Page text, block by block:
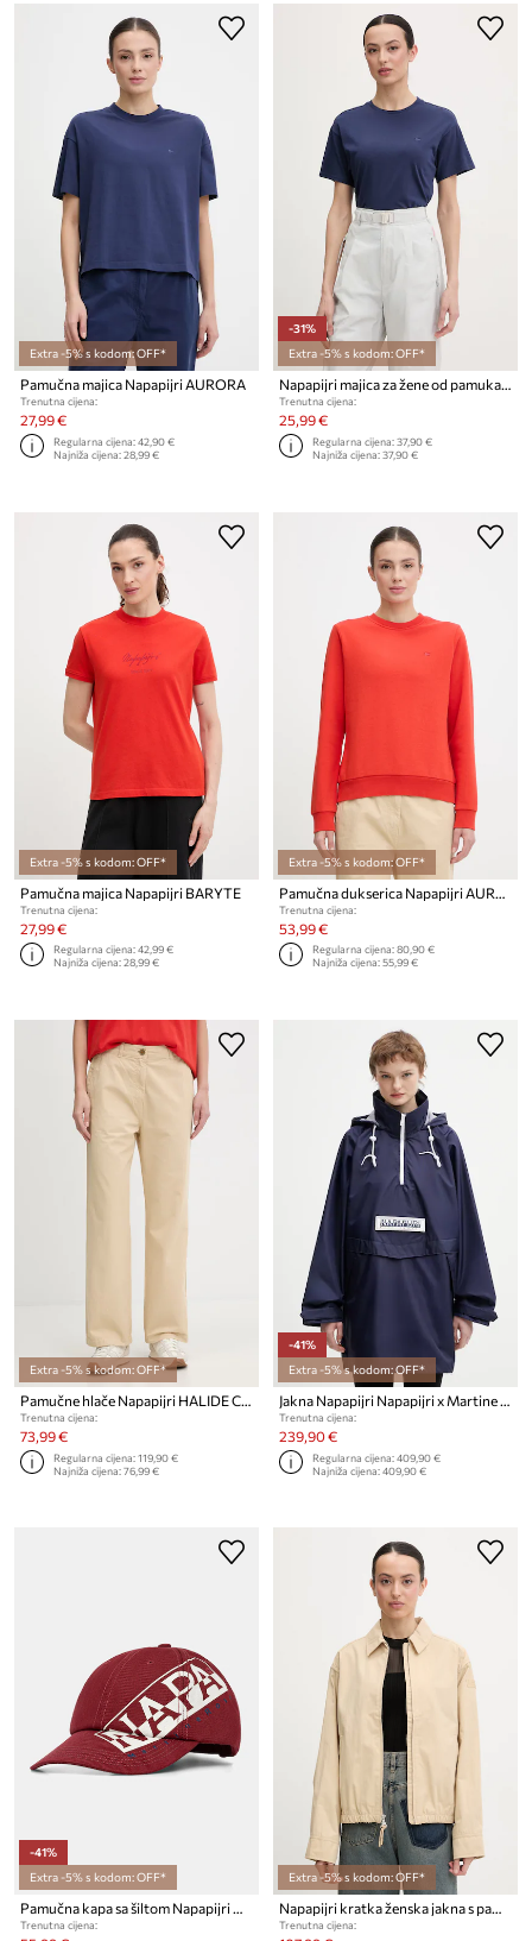
Extra -5% s kodom: OFF*
Pamučna majica Napapijri AURORA
Trenutna cijena:
27,99 €
Regularna cijena:42,90 €
Najniža cijena:28,99 €
-31%
Extra -5% s kodom: OFF*
Napapijri majica za žene od pamuka AURORA
Trenutna cijena:
25,99 €
Regularna cijena:37,90 €
Najniža cijena:37,90 €
Extra -5% s kodom: OFF*
Pamučna majica Napapijri BARYTE
Trenutna cijena:
27,99 €
Regularna cijena:42,99 €
Najniža cijena:28,99 €
Extra -5% s kodom: OFF*
Trenutna cijena:
53,99 €
Regularna cijena:80,90 €
Najniža cijena:55,99 €
Extra -5% s kodom: OFF*
Pamučne hlače Napapijri HALIDE CHINO
Trenutna cijena:
73,99 €
Regularna cijena:119,90 €
Najniža cijena:76,99 €
-41%
Extra -5% s kodom: OFF*
Jakna Napapijri Napapijri x Martine Rose
Trenutna cijena:
239,90 €
Regularna cijena:409,90 €
Najniža cijena:409,90 €
-41%
Extra -5% s kodom: OFF*
Pamučna kapa sa šiltom Napapijri Napapijri x Martine Rose
Trenutna cijena:
Extra -5% s kodom: OFF*
Napapijri kratka ženska jakna s pamukom FRESNEL SHORT
Trenutna cijena: